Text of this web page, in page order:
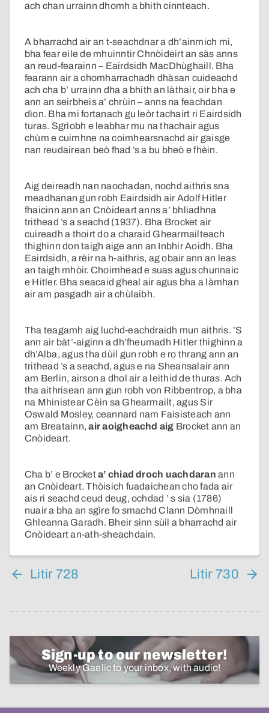
ach chan urrainn dhomh a bhith cinnteach.
A bharrachd air an t-seachdnar a dh’ainmich mi,
bha fear eile de mhuinntir Chnòideirt an sàs anns
an reud-fearainn – Eairdsidh MacDhùghaill. Bha
fearann air a chomharrachadh dhàsan cuideachd
ach cha b’ urrainn dha a bhith an làthair, oir bha e
ann an seirbheis a’ chrùin – anns na feachdan
dìon. Bha mi fortanach gu leòr tachairt ri Eairdsidh
turas. Sgrìobh e leabhar mu na thachair agus
chùm e cuimhne na coimhearsnachd air gaisge
nan reudairean beò fhad ’s a bu bheò e fhèin.
Aig deireadh nan naochadan, nochd aithris sna
meadhanan gun robh Eairdsidh air Adolf Hitler
fhaicinn ann an Cnòideart anns a’ bhliadhna
trithead ’s a seachd (1937). Bha Brocket air
cuireadh a thoirt do a charaid Ghearmailteach
thighinn don taigh aige ann an Inbhir Aoidh. Bha
Eairdsidh, a rèir na h-aithris, ag obair ann an leas
an taigh mhòir. Choimhead e suas agus chunnaic
e Hitler. Bha seacaid gheal air agus bha a làmhan
air am pasgadh air a chùlaibh.
Tha teagamh aig luchd-eachdraidh mun aithris. ’S
ann air bàt’-aiginn a dh’fheumadh Hitler thighinn a
dh’Alba, agus tha dùil gun robh e ro thrang ann an
trithead ’s a seachd, agus e na Sheansalair ann
am Berlin, airson a dhol air a leithid de thuras. Ach
tha aithrisean ann gun robh von Ribbentrop, a bha
na Mhinistear Cèin sa Ghearmailt, agus Sir
Oswald Mosley, ceannard nam Faisisteach ann
am Breatainn,air aoigheachd aig Brocket ann an
Cnòideart.
Cha b’ e Brocketa’ chiad droch uachdaran ann
an Cnòideart. Thòisich fuadaichean cho fada air
ais ri seachd ceud deug, ochdad ’ s sia (1786)
nuair a bha an sgìre fo smachd Clann Dòmhnaill
Ghleanna Garadh. Bheir sinn sùil a bharrachd air
Cnòideart an-ath-sheachdain.
Litir 728 Litir 730
Sign-up to our newsletter!
Weekly Gaelic to your inbox, with audio!